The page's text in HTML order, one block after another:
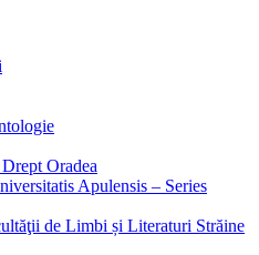
Oradea
Apulensis – Series
de Limbi și Literaturi Străine